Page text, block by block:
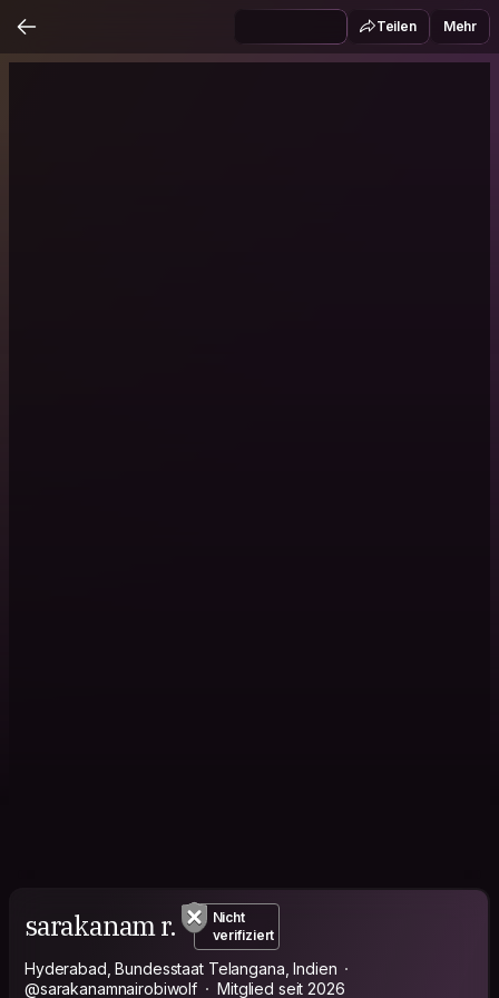
Teilen Mehr
sarakanam r.
Nicht
verifiziert
Hyderabad, Bundesstaat Telangana, Indien
@sarakanamnairobiwolf
Mitglied seit 2026